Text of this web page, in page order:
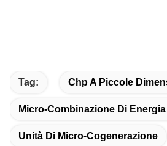
Tag: Chp A Piccole
Micro-Combinazione Di
Unità Di Micro-Cogenerazione